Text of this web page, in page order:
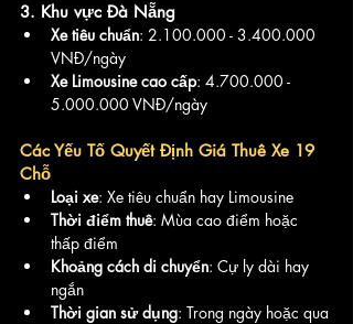
3. Khu vực Đà Nẵng
Xe tiêu chuẩn: 2.100.000 - 3.400.000
VNĐ/ngày
Xe Limousine cao cấp: 4.700.000 -
5.000.000 VNĐ/ngày
Các Yếu Tố Quyết Định Giá Thuê Xe 19
Chỗ
Loại xe: Xe tiêu chuẩn hay Limousine
Thời điểm thuê: Mùa cao điểm hoặc
thấp điểm
Khoảng cách di chuyển: Cự ly dài hay
ngắn
Thời gian sử dụng: Trong ngày hoặc qua